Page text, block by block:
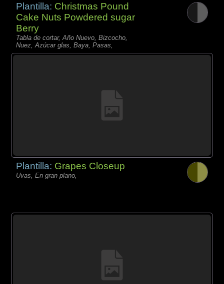
Plantilla: Christmas Pound
Cake Nuts Powdered sugar
Berry
Tabla de cortar, Año Nuevo, Bizcocho,
Nuez, Azúcar glas, Baya, Pasas,
Plantilla: Grapes Closeup
Uvas, En gran plano,